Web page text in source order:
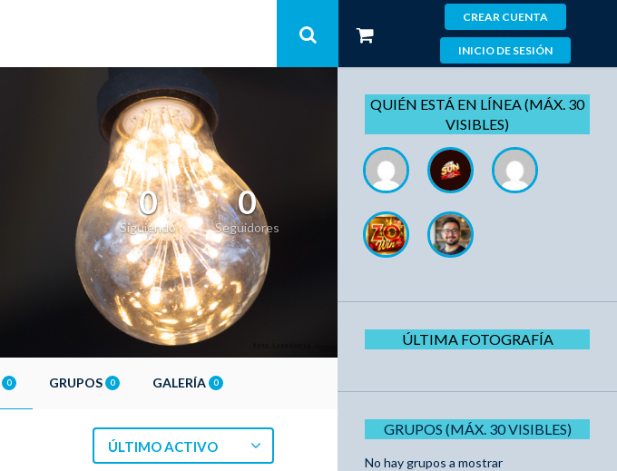
CREAR CUENTA
INICIO DE SESIÓN
0
Siguiendo
0
Seguidores
0 GRUPOS 0 GALERÍA 0
ÚLTIMO ACTIVO
QUIÉN ESTÁ EN LÍNEA (MÁX. 30
VISIBLES)
ÚLTIMA FOTOGRAFÍA
GRUPOS (MÁX. 30 VISIBLES)
No hay grupos a mostrar